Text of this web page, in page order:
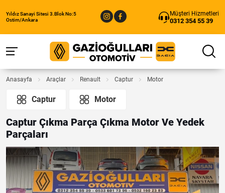
Yıldız Sanayi Sitesi 3.Blok No:5
Ostim/Ankara
Müşteri Hizmetleri
0312 354 55 39
Anasayfa Araçlar Renault Captur Motor
Captur Motor
Captur Çıkma Parça Çıkma Motor Ve Yedek
Parçaları